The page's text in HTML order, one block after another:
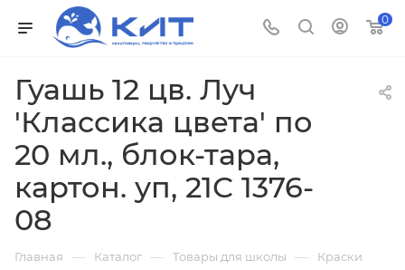
0
Гуашь 12 цв. Луч
'Классика цвета' по
20 мл., блок-тара,
картон. уп, 21С 1376-
08
Главная — Каталог — Товары для школы — Краски